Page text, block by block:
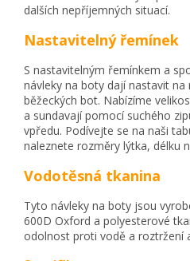
dalších nepříjemných situací.
Nastavitelný řemínek
S nastavitelným řemínkem a
návleky na boty dají nastavit
běžeckých bot. Nabízíme
a sundavají pomocí suchého
vpředu. Podívejte se na naši
naleznete rozměry lýtka, délku
Vodotěsná tkanina
Tyto návleky na boty jsou
600D Oxford a polyesterové
odolnost proti vodě a roztržení